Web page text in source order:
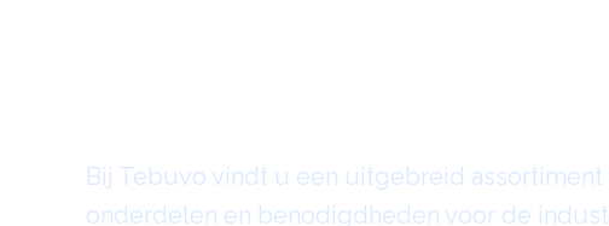
Bij Tebuvo vindt u een uitgebreid
onderdelen en benodigdheden voor de